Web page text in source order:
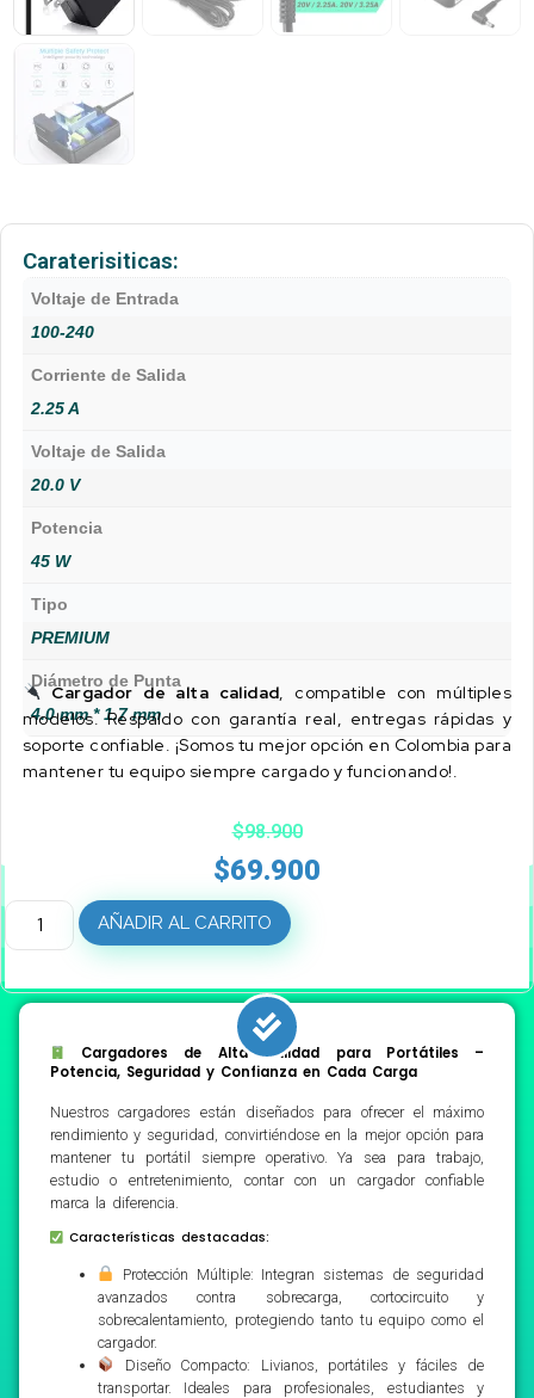
Caraterisiticas:
Voltaje de Entrada
100-240
Corriente de Salida
2.25 A
Voltaje de Salida
20.0 V
Potencia
45 W
Tipo
PREMIUM
Diámetro de Punta
4.0 mm * 1.7 mm
Cargador de alta calidad , compatible con múltiples
modelos. Respaldo con garantía real, entregas rápidas y
soporte confiable. ¡Somos tu mejor opción en Colombia para
mantener tu equipo siempre cargado y funcionando!.
$98.900
$69.900
AÑADIR AL CARRITO
Cargadores de Alta Calidad para Portátiles –
Potencia, Seguridad y Confianza en Cada Carga
Nuestros cargadores están diseñados para ofrecer el máximo
rendimiento y seguridad, convirtiéndose en la mejor opción para
mantener tu portátil siempre operativo. Ya sea para trabajo,
estudio o entretenimiento, contar con un cargador confiable
marca la diferencia.
Características destacadas:
Protección Múltiple: Integran sistemas de seguridad
avanzados contra sobrecarga, cortocircuito y
sobrecalentamiento, protegiendo tanto tu equipo como el
cargador.
Diseño Compacto: Livianos, portátiles y fáciles de
transportar. Ideales para profesionales, estudiantes y